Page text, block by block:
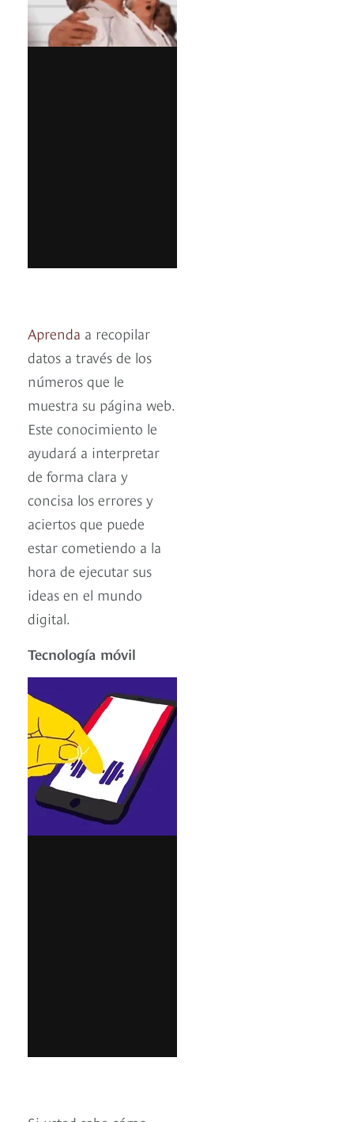
Aprenda a recopilar
datos a través de los
números que le
muestra su página web.
Este conocimiento le
ayudará a interpretar
de forma clara y
concisa los errores y
aciertos que puede
estar cometiendo a la
hora de ejecutar sus
ideas en el mundo
digital.
Tecnología móvil